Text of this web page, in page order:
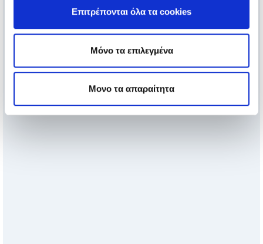
Επιτρέπονται όλα τα cookies
Μόνο τα επιλεγμένα
Μονο τα απαραίτητα